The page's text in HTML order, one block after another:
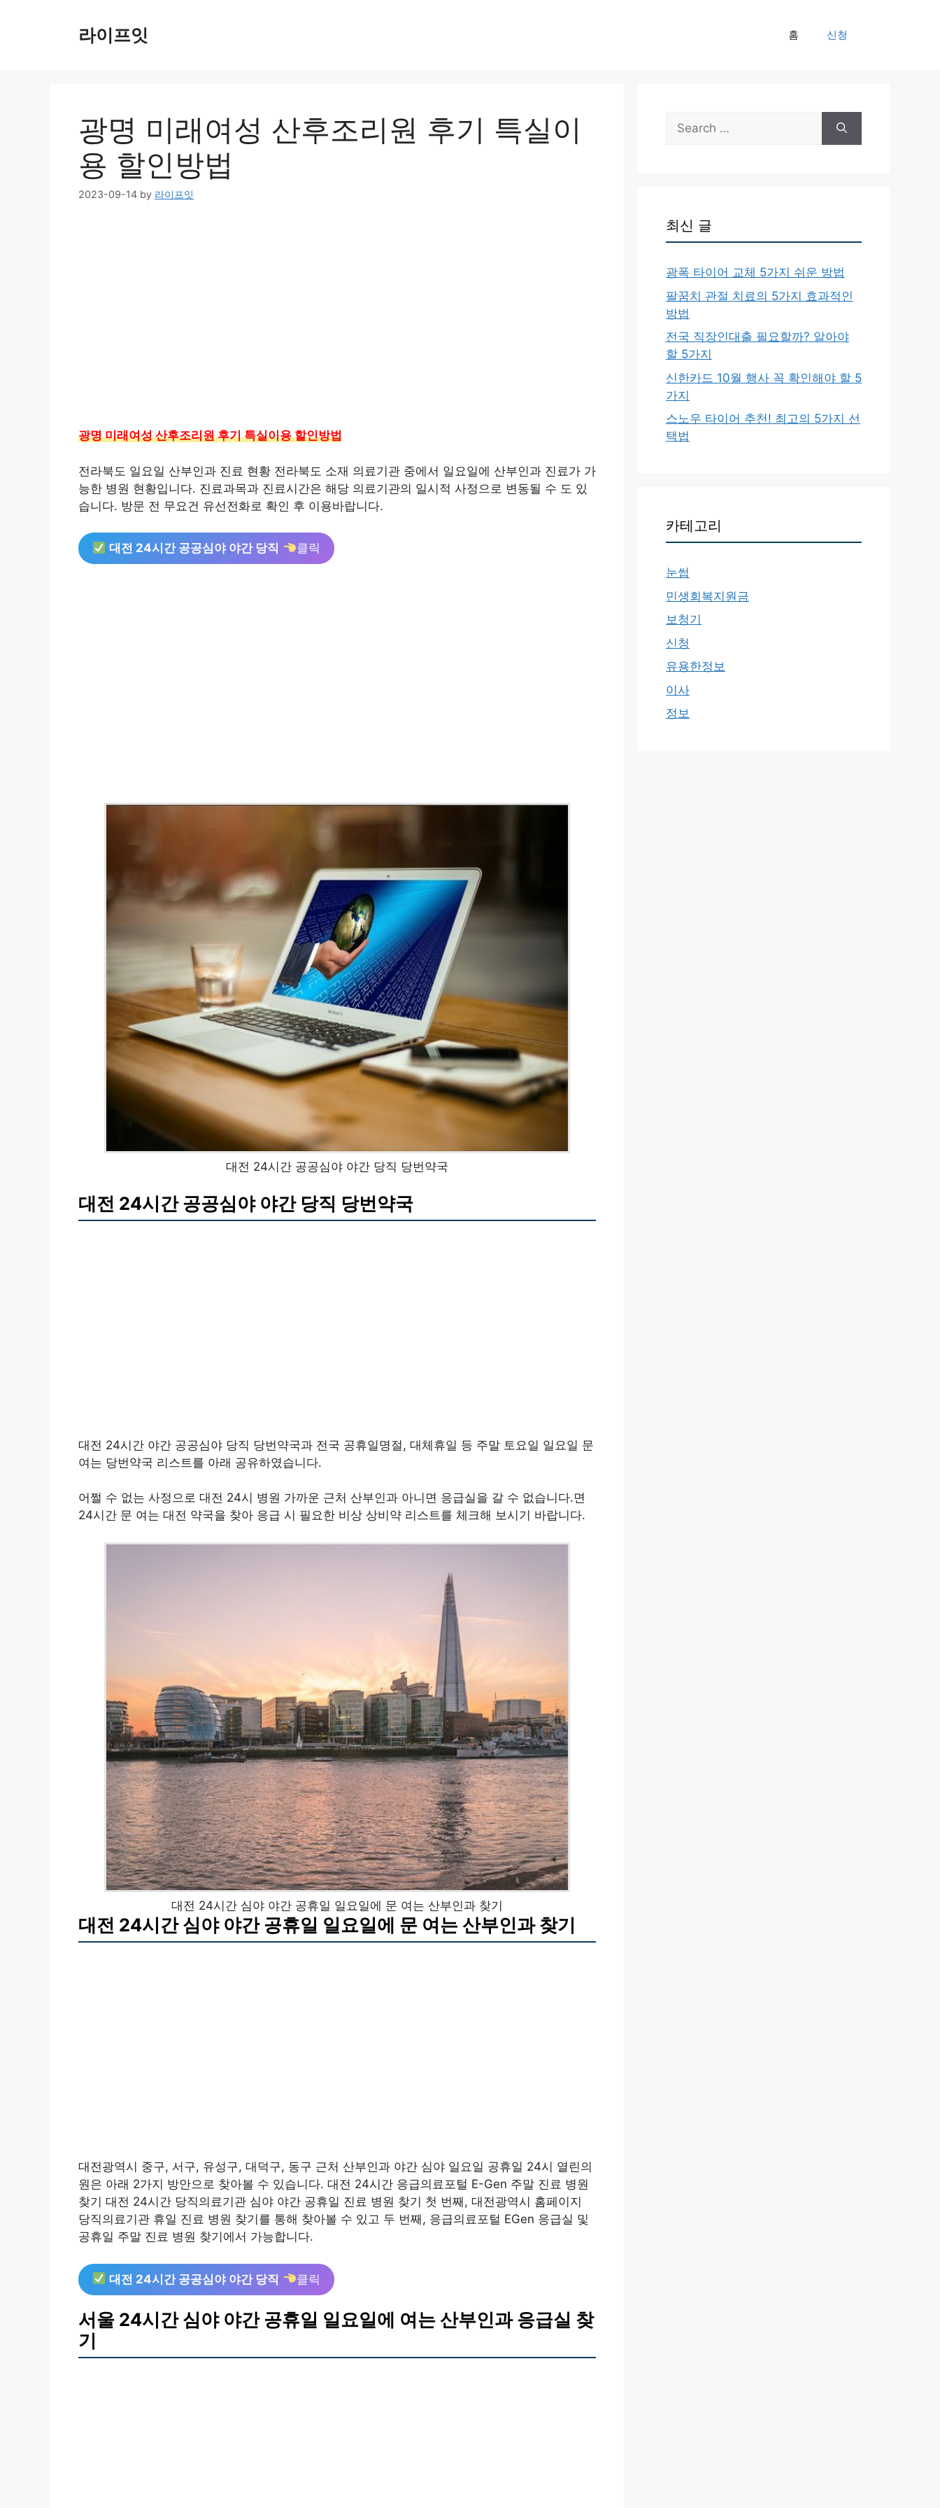
라이프잇 홈 신청
광명 미래여성 산후조리원 후기 특실이
용 할인방법
2023-09-14 by 라이프잇
광명 미래여성 산후조리원 후기 특실이용 할인방법
전라북도 일요일 산부인과 진료 현황 전라북도 소재 의료기관 중에서 일요일에 산부인과 진료가 가
능한 병원 현황입니다. 진료과목과 진료시간은 해당 의료기관의 일시적 사정으로 변동될 수 도 있
습니다. 방문 전 무요건 유선전화로 확인 후 이용바랍니다.
대전 24시간 공공심야 야간 당직 클릭
대전 24시간 공공심야 야간 당직 당번약국
대전 24시간 공공심야 야간 당직 당번약국
대전 24시간 야간 공공심야 당직 당번약국과 전국 공휴일명절, 대체휴일 등 주말 토요일 일요일 문
여는 당번약국 리스트를 아래 공유하였습니다.
어쩔 수 없는 사정으로 대전 24시 병원 가까운 근처 산부인과 아니면 응급실을 갈 수 없습니다.면
24시간 문 여는 대전 약국을 찾아 응급 시 필요한 비상 상비약 리스트를 체크해 보시기 바랍니다.
대전 24시간 심야 야간 공휴일 일요일에 문 여는 산부인과 찾기
대전 24시간 심야 야간 공휴일 일요일에 문 여는 산부인과 찾기
대전광역시 중구, 서구, 유성구, 대덕구, 동구 근처 산부인과 야간 심야 일요일 공휴일 24시 열린의
원은 아래 2가지 방안으로 찾아볼 수 있습니다. 대전 24시간 응급의료포털 E-Gen 주말 진료 병원
찾기 대전 24시간 당직의료기관 심야 야간 공휴일 진료 병원 찾기 첫 번째, 대전광역시 홈페이지
당직의료기관 휴일 진료 병원 찾기를 통해 찾아볼 수 있고 두 번째, 응급의료포털 EGen 응급실 및
공휴일 주말 진료 병원 찾기에서 가능합니다.
대전 24시간 공공심야 야간 당직 클릭
서울 24시간 심야 야간 공휴일 일요일에 여는 산부인과 응급실 찾
기
Search
for:
최신 글
광폭 타이어 교체 5가지 쉬운 방법
팔꿈치 관절 치료의 5가지 효과적인
방법
전국 직장인대출 필요할까? 알아야
할 5가지
신한카드 10월 행사 꼭 확인해야 할 5
가지
스노우 타이어 추천! 최고의 5가지 선
택법
카테고리
눈썹
민생회복지원금
보청기
신청
유용한정보
이사
정보